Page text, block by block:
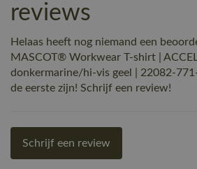
reviews
Helaas heeft nog niemand een
MASCOT® Workwear T-shirt |
donkermarine/hi-vis geel | 22082-
de eerste zijn! Schrijf een review!
Schrijf een review